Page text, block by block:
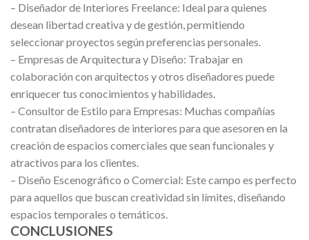
– Diseñador de Interiores Freelance: Ideal para quienes
desean libertad creativa y de gestión, permitiendo
seleccionar proyectos según preferencias personales.
– Empresas de Arquitectura y Diseño: Trabajar en
colaboración con arquitectos y otros diseñadores puede
enriquecer tus conocimientos y habilidades.
– Consultor de Estilo para Empresas: Muchas compañías
contratan diseñadores de interiores para que asesoren en la
creación de espacios comerciales que sean funcionales y
atractivos para los clientes.
– Diseño Escenográfico o Comercial: Este campo es perfecto
para aquellos que buscan creatividad sin límites, diseñando
espacios temporales o temáticos.
CONCLUSIONES